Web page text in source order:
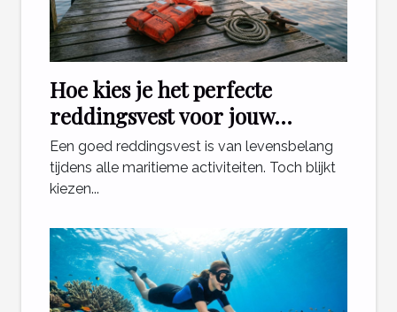
Hoe kies je het perfecte
reddingsvest voor jouw
maritieme activiteiten?
Een goed reddingsvest is van levensbelang
tijdens alle maritieme activiteiten. Toch blijkt
kiezen...